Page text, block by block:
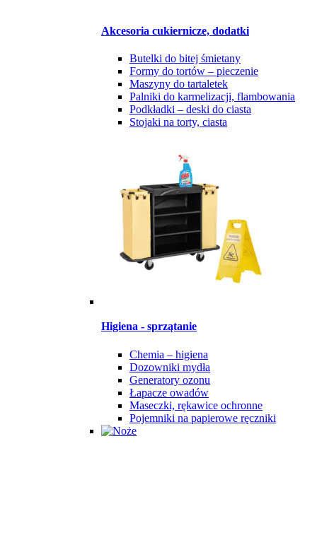
Akcesoria cukiernicze, dodatki
Butelki do bitej śmietany
Formy do tortów – pieczenie
Maszyny do tartaletek
Palniki do karmelizacji, flambowania
Podkładki – deski do ciasta
Stojaki na torty, ciasta
Higiena - sprzątanie
Chemia – higiena
Dozowniki mydła
Generatory ozonu
Łapacze owadów
Maseczki, rękawice ochronne
Pojemniki na papierowe ręczniki